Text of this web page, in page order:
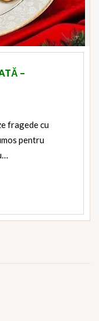
–
fragede cu
pentru